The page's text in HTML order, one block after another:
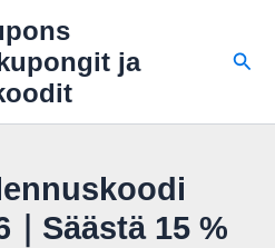
ja
Hae
Säästä 15 %